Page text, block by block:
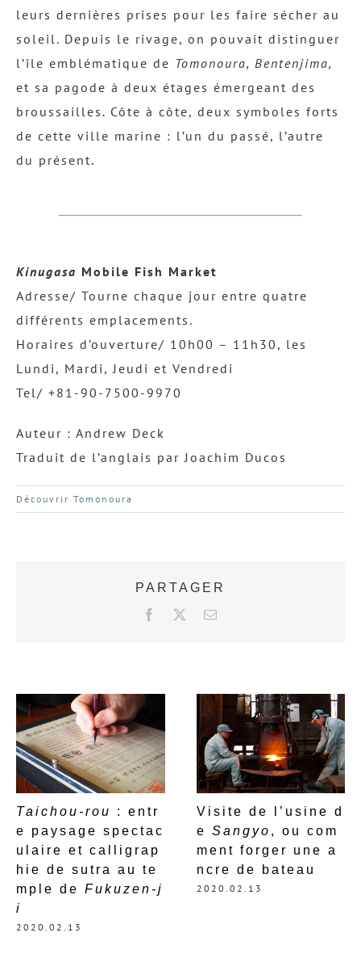
leurs dernières prises pour les faire sécher au
soleil. Depuis le rivage, on pouvait distinguer
l’île emblématique de Tomonoura, Bentenjima,
et sa pagode à deux étages émergeant des
broussailles. Côte à côte, deux symboles forts
de cette ville marine : l’un du passé, l’autre
du présent.
Kinugasa Mobile Fish Market
Adresse/ Tourne chaque jour entre quatre
différents emplacements.
Horaires d’ouverture/ 10h00 – 11h30, les
Lundi, Mardi, Jeudi et Vendredi
Tel/ +81-90-7500-9970
Auteur : Andrew Deck
Traduit de l’anglais par Joachim Ducos
Découvrir Tomonoura
PARTAGER
o
Taichou-rou
: entr
e paysage spectac
ulaire et calligrap
hie de sutra au te
mple de Fukuzen-j
i
2020.02.13
Visite de l’usine d
e Sangyo , ou com
ment forger une a
ncre de bateau
2020.02.13